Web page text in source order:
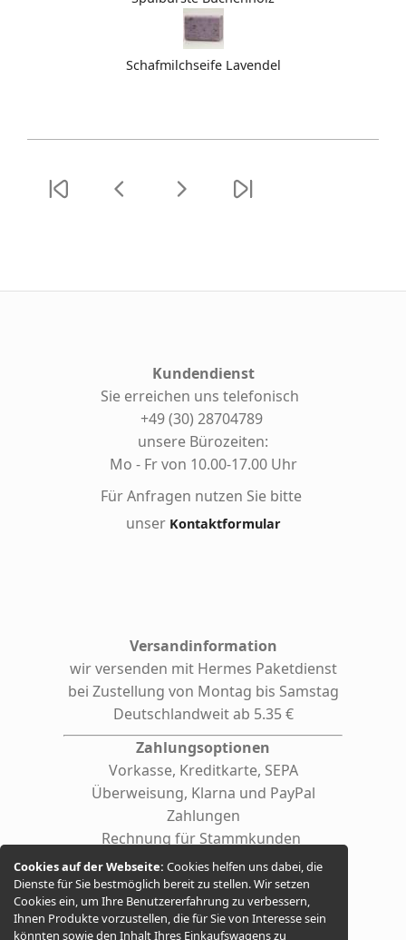
Cookies auf der Webseite:Cookies helfen uns dabei, die
Dienste für Sie bestmöglich bereit zu stellen. Wir setzen
Cookies ein, um Ihre Benutzererfahrung zu verbessern,
Ihnen Produkte vorzustellen, die für Sie von Interesse sein
könnten sowie den Inhalt Ihres Einkaufswagens zu
Schafmilchseife Lavendel
Kundendienst
Sie erreichen uns telefonisch
+49 (30) 28704789
unsere Bürozeiten:
Mo - Fr von 10.00-17.00 Uhr
Für Anfragen nutzen Sie bitte
unser Kontaktformular
Versandinformation
wir versenden mit Hermes Paketdienst
bei Zustellung von Montag bis Samstag
Deutschlandweit ab 5.35 €
Zahlungsoptionen
Vorkasse, Kreditkarte, SEPA
Überweisung, Klarna und PayPal
Zahlungen
Rechnung für Stammkunden
(auf Anfrage auch für Firmen /
behördliche Einrichtungen)